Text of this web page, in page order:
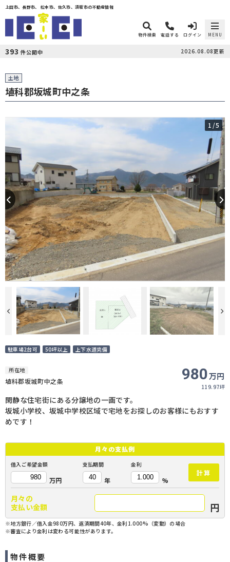
上田市、長野市、 松本市、佐久市、須坂市の不動産情報
物件検索 電話する ログイン MENU
393 件公開中 2026.08.08更新
土地
埴科郡坂城町中之条
1 /5
駐車場2台可 50坪以上 上下水道完備
所在地
埴科郡坂城町中之条 980万円
119.97坪
閑静な住宅街にある分譲地の一画です。
坂城小学校、坂城中学校区域で宅地をお探しのお客様にもおすす
めです！
月々の支払例
借入ご希望金額
万円
支払期間
年
金利
%
計算
月々の
支払い金額
円
※地方銀行／借入金980万円、返済期間40年、金利1.000%（変動）の場合
※審査により金利は変わる可能性があります。
物件概要